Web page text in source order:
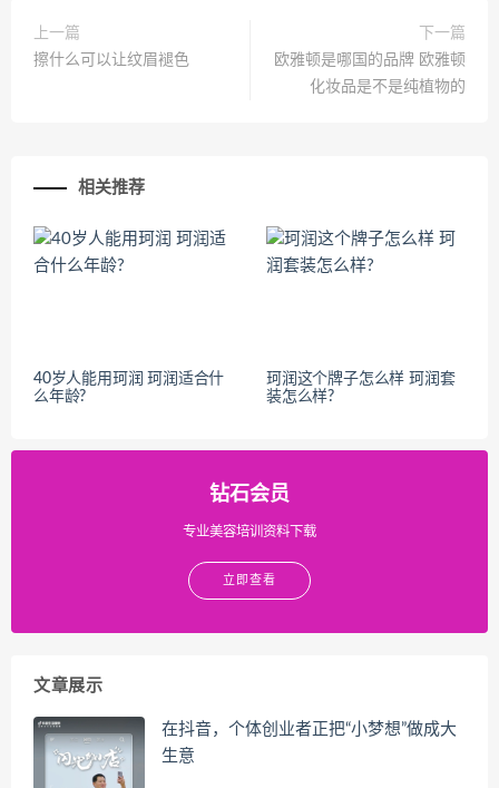
上一篇
擦什么可以让纹眉褪色
下一篇
欧雅顿是哪国的品牌 欧雅顿
化妆品是不是纯植物的
相关推荐
40岁人能用珂润 珂润适合什
么年龄?
珂润这个牌子怎么样 珂润套
装怎么样?
钻石会员
专业美容培训资料下载
立即查看
文章展示
在抖音，个体创业者正把“小梦想”做成大
生意